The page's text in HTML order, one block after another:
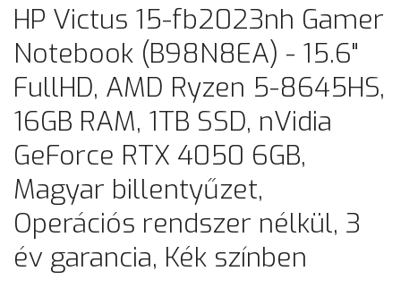
HP Victus 15-fb2023nh Gamer
Notebook (B98N8EA) - 15.6"
FullHD, AMD Ryzen 5-8645HS,
16GB RAM, 1TB SSD, nVidia
GeForce RTX 4050 6GB,
Magyar billentyűzet,
Operációs rendszer nélkül, 3
év garancia, Kék színben